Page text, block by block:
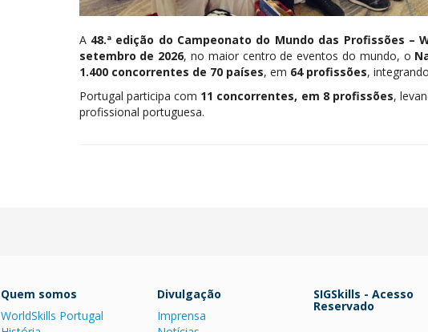
A 48.ª edição do Campeonato do Mundo das Profissões –
setembro de 2026, no maior centro de eventos do mundo, o
1.400 concorrentes de 70 países, em 64 profissões,
Portugal participa com 11 concorrentes, em 8 profissões,
profissional portuguesa.
Quem somos
WorldSkills Portugal
Divulgação
Imprensa
SIGSkills - Acesso
Reservado